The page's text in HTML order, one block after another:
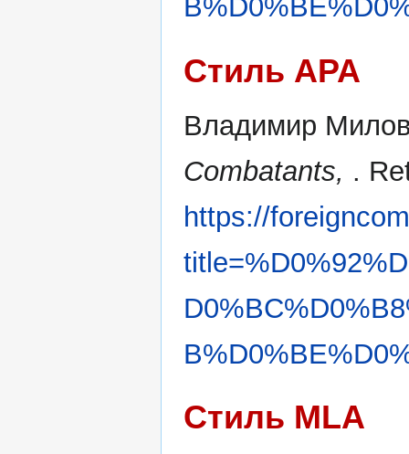
Стиль APA
Владимир
Combatants, .
https://
Стиль MLA